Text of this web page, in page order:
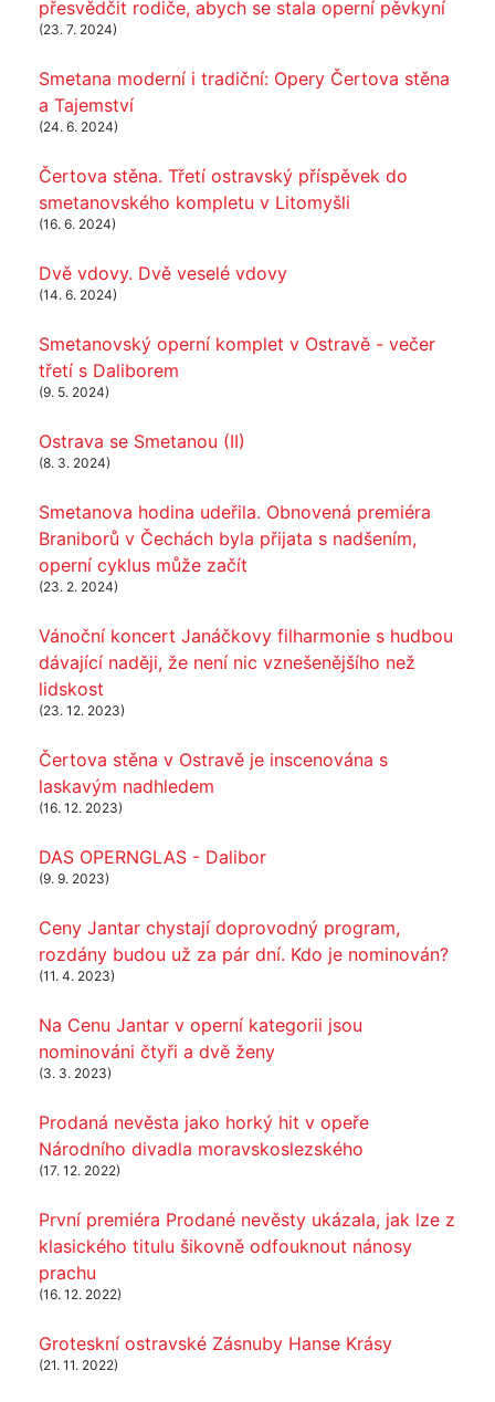
přesvědčit rodiče, abych se stala operní pěvkyní
(23. 7. 2024)
Smetana moderní i tradiční: Opery Čertova stěna
a Tajemství
(24. 6. 2024)
Čertova stěna. Třetí ostravský příspěvek do
smetanovského kompletu v Litomyšli
(16. 6. 2024)
Dvě vdovy. Dvě veselé vdovy
(14. 6. 2024)
Smetanovský operní komplet v Ostravě - večer
třetí s Daliborem
(9. 5. 2024)
Ostrava se Smetanou (II)
(8. 3. 2024)
Smetanova hodina udeřila. Obnovená premiéra
Braniborů v Čechách byla přijata s nadšením,
operní cyklus může začít
(23. 2. 2024)
Vánoční koncert Janáčkovy filharmonie s hudbou
dávající naději, že není nic vznešenějšího než
lidskost
(23. 12. 2023)
Čertova stěna v Ostravě je inscenována s
laskavým nadhledem
(16. 12. 2023)
DAS OPERNGLAS - Dalibor
(9. 9. 2023)
Ceny Jantar chystají doprovodný program,
rozdány budou už za pár dní. Kdo je nominován?
(11. 4. 2023)
Na Cenu Jantar v operní kategorii jsou
nominováni čtyři a dvě ženy
(3. 3. 2023)
Prodaná nevěsta jako horký hit v opeře
Národního divadla moravskoslezského
(17. 12. 2022)
První premiéra Prodané nevěsty ukázala, jak lze z
klasického titulu šikovně odfouknout nánosy
prachu
(16. 12. 2022)
Groteskní ostravské Zásnuby Hanse Krásy
(21. 11. 2022)